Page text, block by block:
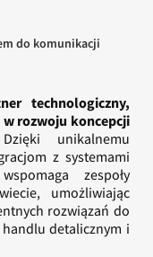
do komunikacji
technologiczny,
rozwoju koncepcji
unikalnemu
z systemami
zespoły
umożliwiając
rozwiązań do
detalicznym i